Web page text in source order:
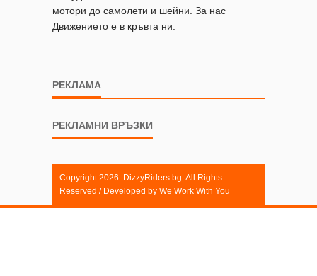
мотори до самолети и шейни. За нас
Движението е в кръвта ни.
РЕКЛАМА
РЕКЛАМНИ ВРЪЗКИ
Copyright 2026. DizzyRiders.bg. All Rights
Reserved / Developed by We Work With You